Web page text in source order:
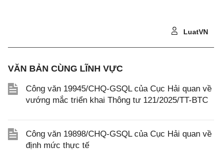
LuatVN
VĂN BẢN CÙNG LĨNH VỰC
Công văn 19945/CHQ-GSQL của Cục Hải quan về
vướng mắc triển khai Thông tư 121/2025/TT-BTC
Công văn 19898/CHQ-GSQL của Cục Hải quan về
định mức thực tế